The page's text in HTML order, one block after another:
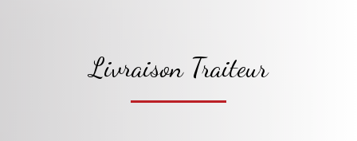
Livraison Traiteur